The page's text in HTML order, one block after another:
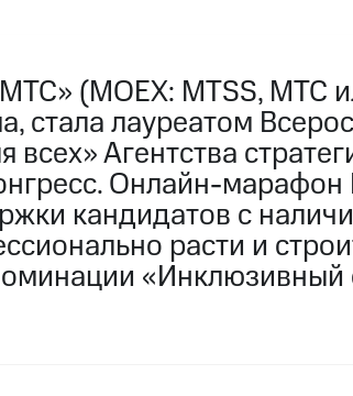
(MOEX: MTSS, МТС
стала лауреатом
Агентства
Онлайн-марафон
кандидатов с
расти и